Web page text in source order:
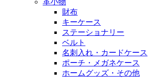
革小物
財布
キーケース
ステーショナリー
ベルト
名刺入れ・カードケース
ポーチ・メガネケース
ホームグッズ・その他